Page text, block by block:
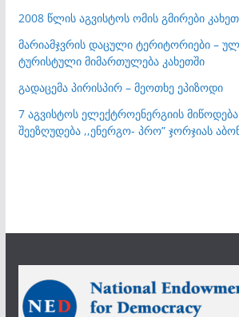
2008 წლის აგვისტოს ომის გმირები
მარიამჯვრის დაცული ტერიტორიები –
ტურისტული მიმართულება კახეთში
გადაცემა პირისპირ – მეოთხე ეპიზოდი
7 აგვისტოს ელექტროენერგიის
შეეზღუდება ,,ენერგო- პრო” ჯორჯიას